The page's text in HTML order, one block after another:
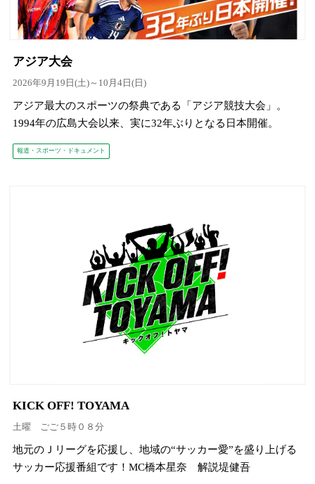
アジア大会
2026年9月19日(土)～10月4日(日)
アジア最大のスポーツの祭典である「アジア競技大会」。
1994年の広島大会以来、実に32年ぶりとなる日本開催。
報道・スポーツ・ドキュメント
KICK OFF! TOYAMA
土曜 ごご５時０８分
地元のＪリーグを応援し、地域の“サッカー愛”を盛り上げる
サッカー応援番組です！MC橋本星奈 解説堤健吾